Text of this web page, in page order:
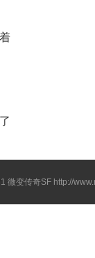
微变传奇SF http://